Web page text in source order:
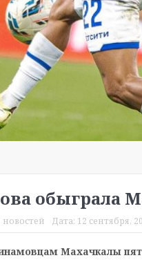
обыграла
новостей Дата: 12 сентября,
Махачкалы